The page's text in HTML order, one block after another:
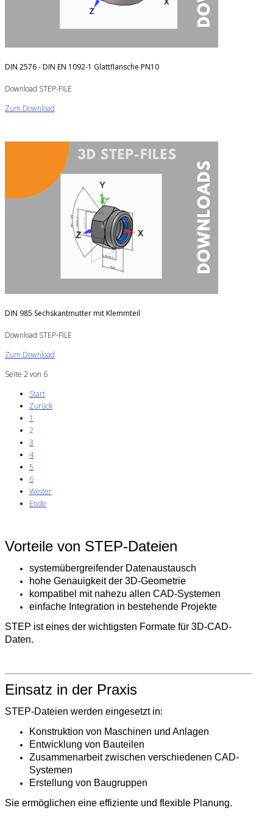
DIN 2576 - DIN EN 1092-1 Glattflansche PN10
Download STEP-FILE
Zum Download
DIN 985 Sechskantmutter mit Klemmteil
Download STEP-FILE
Zum Download
Seite 2 von 6
Start
Zurück
1
2
3
4
5
6
Weiter
Ende
Vorteile von STEP-Dateien
systemübergreifender Datenaustausch
hohe Genauigkeit der 3D-Geometrie
kompatibel mit nahezu allen CAD-Systemen
einfache Integration in bestehende Projekte
STEP ist eines der wichtigsten Formate für 3D-CAD-
Daten.
Einsatz in der Praxis
STEP-Dateien werden eingesetzt in:
Konstruktion von Maschinen und Anlagen
Entwicklung von Bauteilen
Zusammenarbeit zwischen verschiedenen CAD-
Systemen
Erstellung von Baugruppen
Sie ermöglichen eine effiziente und flexible Planung.